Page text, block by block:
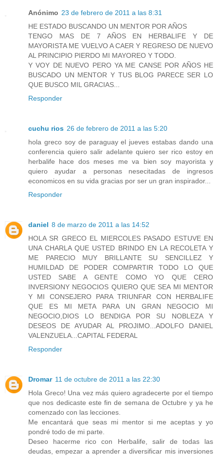
Anónimo 23 de febrero de 2011 a las 8:31
HE ESTADO BUSCANDO UN MENTOR POR AÑOS
TENGO MAS DE 7 AÑOS EN HERBALIFE Y DE
MAYORISTA ME VUELVO A CAER Y REGRESO DE NUEVO
AL PRINCIPIO PIERDO MI MAYOREO Y TODO.
Y VOY DE NUEVO PERO YA ME CANSE POR AÑOS HE
BUSCADO UN MENTOR Y TUS BLOG PARECE SER LO
QUE BUSCO MIL GRACIAS...
Responder
cuchu rios 26 de febrero de 2011 a las 5:20
hola greco soy de paraguay el jueves estabas dando una
conferencia quiero salir adelante quiero ser rico estoy en
herbalife hace dos meses me va bien soy mayorista y
quiero ayudar a personas nesecitadas de ingresos
economicos en su vida gracias por ser un gran inspirador...
Responder
daniel 8 de marzo de 2011 a las 14:52
HOLA SR GRECO EL MIERCOLES PASADO ESTUVE EN
UNA CHARLA QUE USTED BRINDO EN LA RECOLETA Y
ME PARECIO MUY BRILLANTE SU SENCILLEZ Y
HUMILDAD DE PODER COMPARTIR TODO LO QUE
USTED SABE A GENTE COMO YO QUE CERO
INVERSIONY NEGOCIOS QUIERO QUE SEA MI MENTOR
Y MI CONSEJERO PARA TRIUNFAR CON HERBALIFE
QUE ES MI META PARA UN GRAN NEGOCIO MI
NEGOCIO,DIOS LO BENDIGA POR SU NOBLEZA Y
DESEOS DE AYUDAR AL PROJIMO...ADOLFO DANIEL
VALENZUELA...CAPITAL FEDERAL
Responder
Dromar 11 de octubre de 2011 a las 22:30
Hola Greco! Una vez más quiero agradecerte por el tiempo
que nos dedicaste este fin de semana de Octubre y ya he
comenzado con las lecciones.
Me encantará que seas mi mentor si me aceptas y yo
pondré todo de mi parte.
Deseo hacerme rico con Herbalife, salir de todas las
deudas, empezar a aprender a diversificar mis inversiones